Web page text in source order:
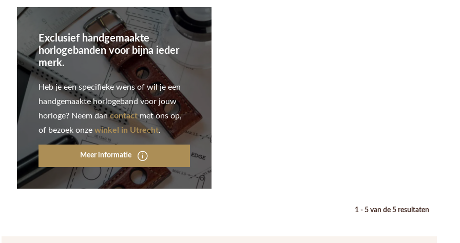
Exclusief handgemaakte
horlogebanden voor bijna ieder
merk.
Heb je een specifieke wens of wil je een
handgemaakte horlogeband voor jouw
horloge? Neem dancontactmet ons op,
of bezoek onzewinkel in Utrecht.
Meer informatie
1 - 5 van de 5 resultaten